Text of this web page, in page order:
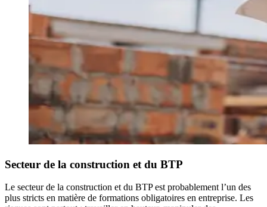
Secteur de la construction et du BTP
Le secteur de la construction et du BTP est probablement l’un des
plus stricts en matière de formations obligatoires en entreprise. Les